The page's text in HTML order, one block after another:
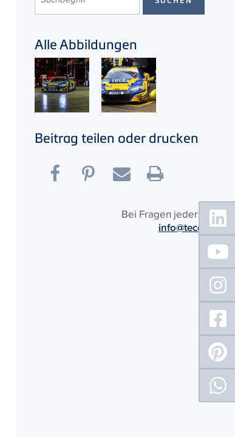
Alle Abbildungen
Beitrag teilen oder drucken
Bei Fragen jederzeit:
info@tece.de
Floating
Sidebar